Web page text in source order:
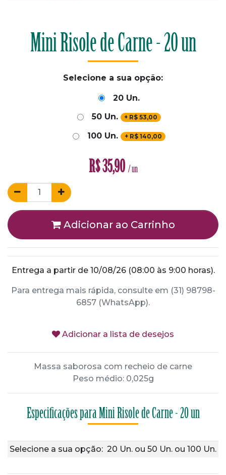
Mini Risole de Carne - 20 un
Selecione a sua opção:
20 Un.
50 Un.
+ R$53,00
100 Un. + R$ 140,00
R$35,90 / un
Adicionar ao Carrinho
Entrega a partir de 10/08/26 (08:00 às 9:00 horas).
Para entrega mais rápida, consulte em (31) 98798-
6857 (WhatsApp).
Adicionar a lista de desejos
Massa saborosa com recheio de carne
Peso médio: 0,025g
Especificações para Mini Risole de Carne - 20 un
Selecione a sua opção: 20 Un. ou 50 Un. ou 100 Un.